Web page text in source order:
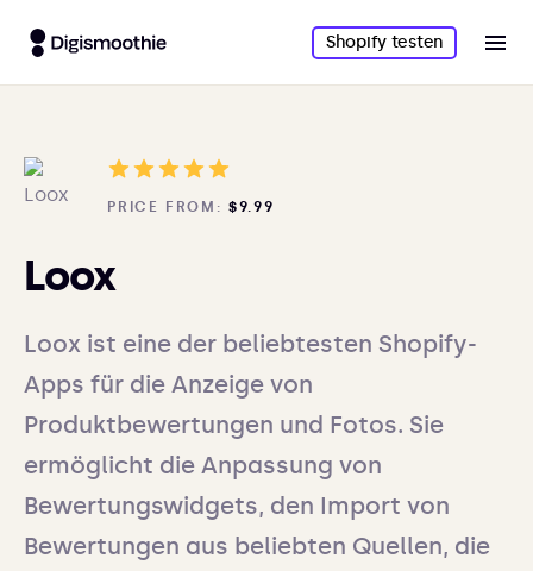
Shopify testen
PRICE FROM: $9.99
Loox
Loox ist eine der beliebtesten Shopify-
Apps für die Anzeige von
Produktbewertungen und Fotos. Sie
ermöglicht die Anpassung von
Bewertungswidgets, den Import von
Bewertungen aus beliebten Quellen, die